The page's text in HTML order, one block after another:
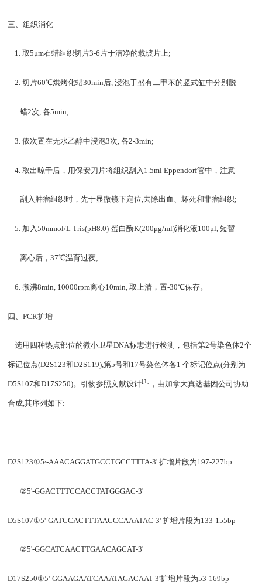
三、组织消化
1.取5μm石蜡组织切片3-6 片于洁净的载玻片上;
2.切片60℃烘烤化蜡30min后,浸泡于盛有二甲苯的竖式缸中分别脱
蜡2次 ,各5min;
3.依次置在无水乙醇中浸泡3次 ,各2-3min;
4.取出晾干后，用保安刀片将组织刮入 1.5ml Eppendorf管中，注意
刮入肿瘤组织时，先于显微镜下定位,去除出血、坏死和非瘤组织;
5. 加入50mmol/L Tris(pH8.0)-蛋白酶K(200μg/ml)消化液100μl,短暂
离心后，37℃温育过夜;
6.煮沸8min, 10000rpm离心10min,取上清，置-30℃保存。
四、PCR扩增
选用四种热点部位的微小卫星DNA标志进行检测，包括第2号染色体2个
标记位点(D2S123和D2S119),第5号和17号染色体各1个标记位点(分别为
D5S107和D17S250)。引物参照文献设计[1] ，由加拿大真达基因公司协助
合成,其序列如下:
D2S123①5 -AAACAGGATGCCTGCCTTTA-3'扩增片段为197-227bp
②5'-GGACTTTCCACCTATGGGAC-3'
D5S107①5'-GATCCACTTTAACCCAAATAC-3'扩增片段为133-155bp
②5'-GGCATCAACTTGAACAGCAT-3'
D17S250①5'-GGAAGAATCAAATAGACAAT-3'扩增片段为53-169bp